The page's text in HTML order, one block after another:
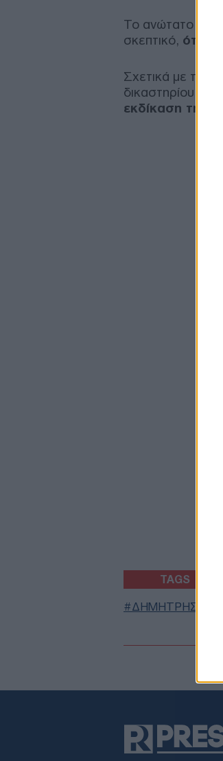
Το ανώτατο
σκεπτικό, ότι
Σχετικά με την
δικαστηρίου
εκδίκαση της
TAGS
ΔΗΜΗΤΡΗΣ